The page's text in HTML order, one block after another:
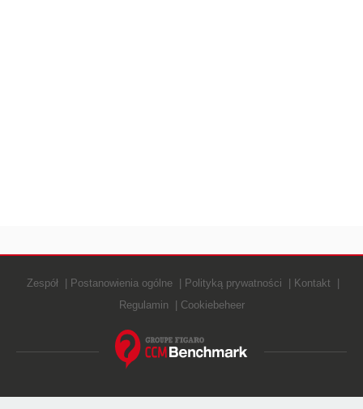
Zespół Postanowienia ogólne Polityką prywatności
Kontakt
Regulamin
Cookiebeheer